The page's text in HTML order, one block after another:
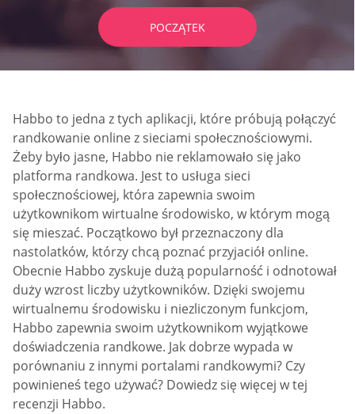
POCZĄTEK
Habbo to jedna z tych aplikacji, które próbują połączyć
randkowanie online z sieciami społecznościowymi.
Żeby było jasne, Habbo nie reklamowało się jako
platforma randkowa. Jest to usługa sieci
społecznościowej, która zapewnia swoim
użytkownikom wirtualne środowisko, w którym mogą
się mieszać. Początkowo był przeznaczony dla
nastolatków, którzy chcą poznać przyjaciół online.
Obecnie Habbo zyskuje dużą popularność i odnotował
duży wzrost liczby użytkowników. Dzięki swojemu
wirtualnemu środowisku i niezliczonym funkcjom,
Habbo zapewnia swoim użytkownikom wyjątkowe
doświadczenia randkowe. Jak dobrze wypada w
porównaniu z innymi portalami randkowymi? Czy
powinieneś tego używać? Dowiedz się więcej w tej
recenzji Habbo.